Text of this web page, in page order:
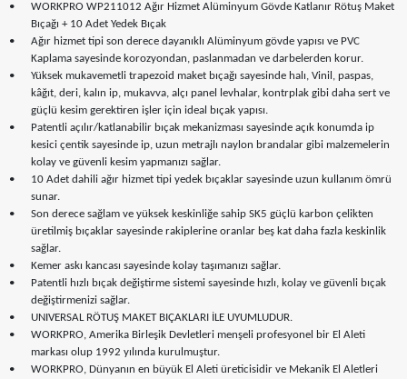
•
WORKPRO WP211012 Ağır Hizmet Alüminyum Gövde Katlanır Rötuş Maket
Bıçağı + 10 Adet Yedek Bıçak
•
Ağır hizmet tipi son derece dayanıklı Alüminyum gövde yapısı ve PVC
Kaplama sayesinde korozyondan, paslanmadan ve darbelerden korur.
•
Yüksek mukavemetli trapezoid maket bıçağı sayesinde halı, Vinil, paspas,
kâğıt, deri, kalın ip, mukavva, alçı panel levhalar, kontrplak gibi daha sert ve
güçlü kesim gerektiren işler için ideal bıçak yapısı.
•
Patentli açılır/katlanabilir bıçak mekanizması sayesinde açık konumda ip
kesici çentik sayesinde ip, uzun metrajlı naylon brandalar gibi malzemelerin
kolay ve güvenli kesim yapmanızı sağlar.
•
10 Adet dahili ağır hizmet tipi yedek bıçaklar sayesinde uzun kullanım ömrü
sunar.
•
Son derece sağlam ve yüksek keskinliğe sahip SK5 güçlü karbon çelikten
üretilmiş bıçaklar sayesinde rakiplerine oranlar beş kat daha fazla keskinlik
sağlar.
•
Kemer askı kancası sayesinde kolay taşımanızı sağlar.
•
Patentli hızlı bıçak değiştirme sistemi sayesinde hızlı, kolay ve güvenli bıçak
değiştirmenizi sağlar.
•
UNIVERSAL RÖTUŞ MAKET BIÇAKLARI İLE UYUMLUDUR.
•
WORKPRO, Amerika Birleşik Devletleri menşeli profesyonel bir El Aleti
markası olup 1992 yılında kurulmuştur.
•
WORKPRO, Dünyanın en büyük El Aleti üreticisidir ve Mekanik El Aletleri